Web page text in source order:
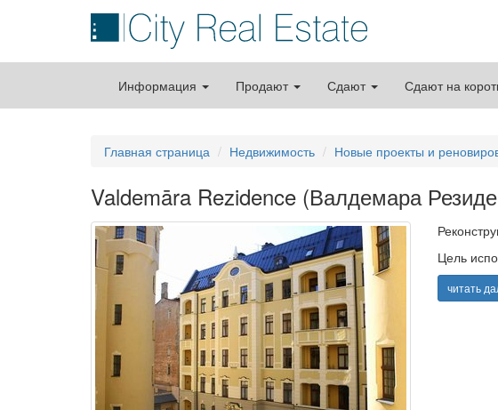
Информация Продают Сдают Сдают на
Главная страница Недвижимость Новые проекты и
Valdemāra Rezidence (Валдемара
Цель
читать